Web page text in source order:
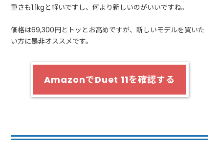
重さも1.1kgと軽いですし、何より新しいのがいいですね。
価格は69,300円とトッとお高めですが、新しいモデルを買いた
い方に是非オススメです。
AmazonでDuet 11を確認する